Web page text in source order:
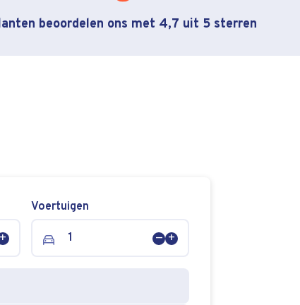
beoordelen ons met 4,7 uit 5 sterren
Voertuigen